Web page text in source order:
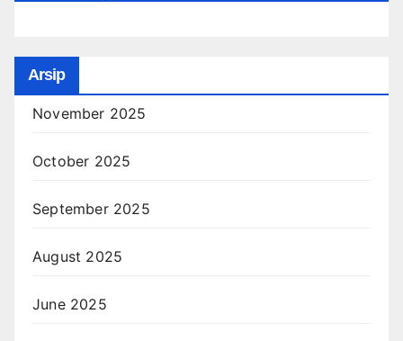
Arsip
November 2025
October 2025
September 2025
August 2025
June 2025